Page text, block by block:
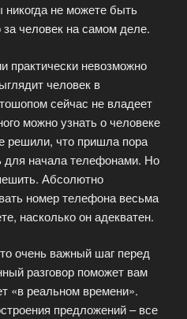
не можете быть
человек на самом деле.
практически невозможно
человек в
сейчас не владеет
можно узнать о человеке
решили, что пришла пора
для начала телефонами. Но
Абсолютно
номер телефона весьма
насколько он адекватен.
очень важный шаг перед
разговор поможет вам
«в реальном времени».
предложений – все